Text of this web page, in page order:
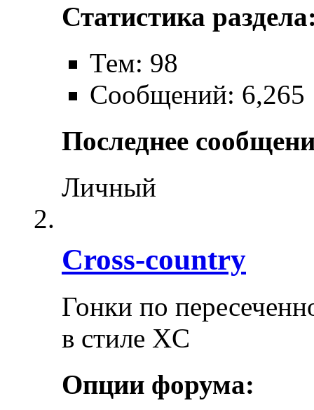
Статистика
Тем: 98
Сообщений: 6,265
Последнее
Личный
Cross-сountry
Гонки по
в стиле XC
Опции форума: